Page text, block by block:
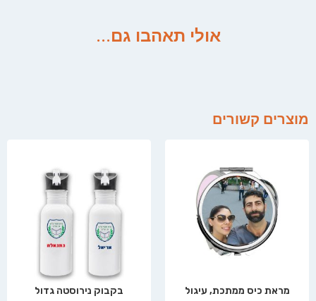
אולי תאהבו גם...
מוצרים קשורים
מראת כיס ממתכת, עיגול בקבוק נירוסטה גדול